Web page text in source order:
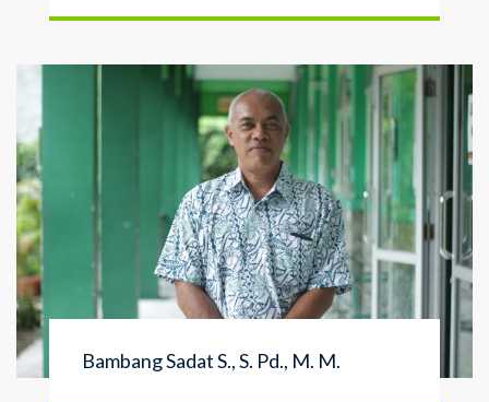
Bambang Sadat S., S. Pd., M. M.